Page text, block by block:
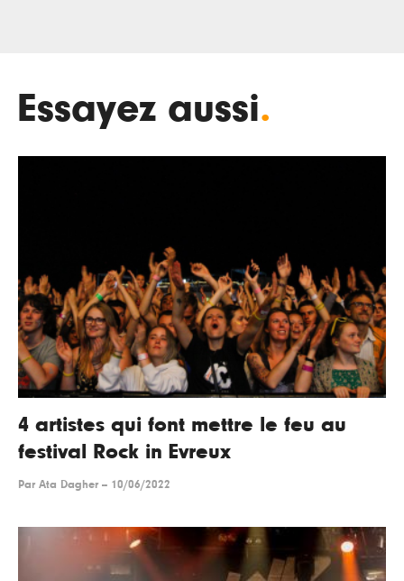
Essayez aussi.
4 artistes qui font mettre le feu au
festival Rock in Evreux
Par Ata Dagher -- 10/06/2022